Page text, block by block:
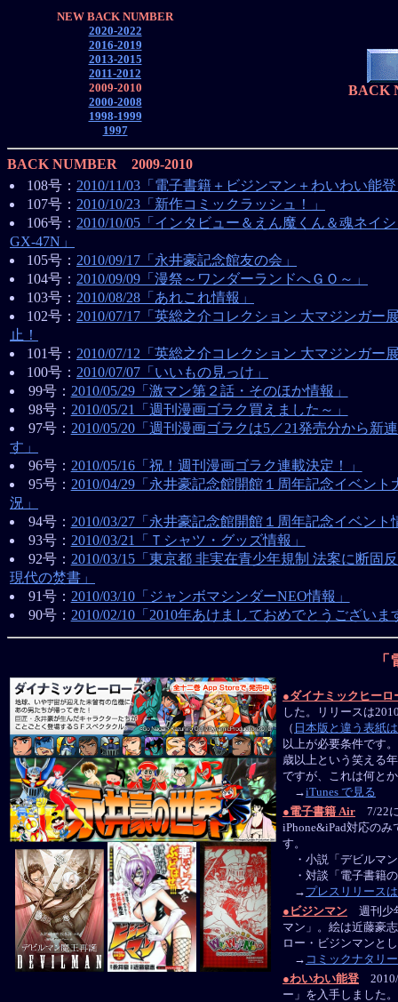
NEW BACK NUMBER
2020-2022
2016-2019
2013-2015
2011-2012
2009-2010
2000-2008
1998-1999
1997
BACK
BACK NUMBER 2009-2010
108号： 2010/11/03「電子書籍＋ビジンマン＋わいわい能
107号： 2010/10/23「新作コミックラッシュ！」
106号： 2010/10/05「インタビュー＆えん魔くん＆魂ネイ
GX-47N」
105号： 2010/09/17「永井豪記念館友の会」
104号： 2010/09/09「漫祭～ワンダーランドへＧＯ～」
103号： 2010/08/28「あれこれ情報」
102号： 2010/07/17「英総之介コレクション 大マジンガー
止！
101号： 2010/07/12「英総之介コレクション 大マジンガー
100号： 2010/07/07「いいもの見っけ」
99号： 2010/05/29「激マン第２話・そのほか情報」
98号： 2010/05/21「週刊漫画ゴラク買えました～」
97号： 2010/05/20「週刊漫画ゴラクは5／21発売分から新
す」
96号： 2010/05/16「祝！週刊漫画ゴラク連載決定！」
95号： 2010/04/29「永井豪記念館開館１周年記念イベント
況」
94号： 2010/03/27「永井豪記念館開館１周年記念イベント
93号： 2010/03/21「Ｔシャツ・グッズ情報」
92号： 2010/03/15「東京都 非実在青少年規制 法案に断固
現代の焚書」
91号： 2010/03/10「ジャンボマシンダーNEO情報」
90号： 2010/02/10「2010年あけましておめでとうございま
●ダイナミックヒーロ
した。リリースは
（ 日本版と違う表紙
以上が必要条件です
歳以上という笑える
ですが、これは何と
→iTunes で見る
●電子書籍 Air 7/22
iPhone&iPad対応の
す。
・小説「デビルマ
・対談「電子書籍
→ プレスリリース
● ビジンマン 週刊少
マン」。絵は近藤豪
ロー・ビジンマンと
→ コミックナタリー
●わいわい能登 2010/
ー」を入手しました